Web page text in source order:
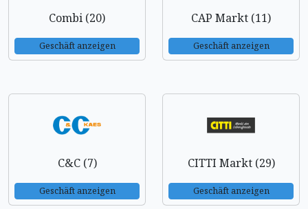
Combi (20)
Geschäft anzeigen
CAP Markt (11)
Geschäft anzeigen
C&C (7)
Geschäft anzeigen
CITTI Markt (29)
Geschäft anzeigen